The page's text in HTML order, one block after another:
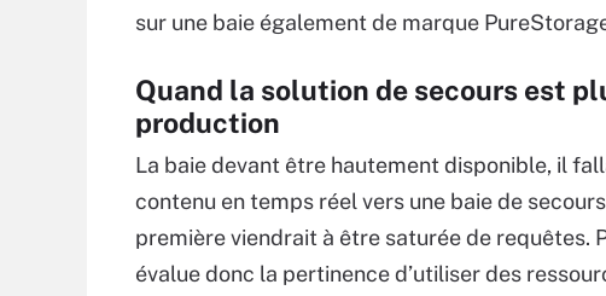
sur une baie également de marque
Quand la solution de secours est
production
La baie devant être hautement disponible, il
contenu en temps réel vers une baie de
première viendrait à être saturée de requêtes.
évalue donc la pertinence d’utiliser des